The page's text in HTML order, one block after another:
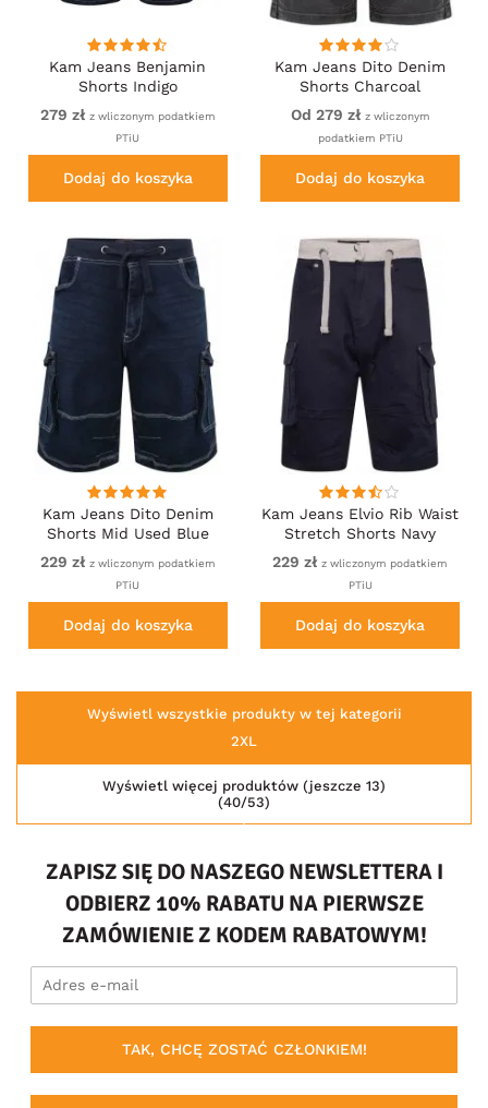
Kam Jeans Benjamin
Shorts Indigo
279 zł z wliczonym podatkiem
PTiU
Dodaj do koszyka
Kam Jeans Dito Denim
Shorts Charcoal
Od 279 zł z wliczonym
podatkiem PTiU
Dodaj do koszyka
Kam Jeans Dito Denim
Shorts Mid Used Blue
229 zł z wliczonym podatkiem
PTiU
Dodaj do koszyka
Kam Jeans Elvio Rib Waist
Stretch Shorts Navy
229 zł z wliczonym podatkiem
PTiU
Dodaj do koszyka
Wyświetl wszystkie produkty w tej kategorii
2XL
(40/53)
Wyświetl więcej produktów (jeszcze 13)
ZAPISZ SIĘ DO NASZEGO NEWSLETTERA I
ODBIERZ 10% RABATU NA PIERWSZE
ZAMÓWIENIE Z KODEM RABATOWYM!
TAK, CHCĘ ZOSTAĆ CZŁONKIEM!